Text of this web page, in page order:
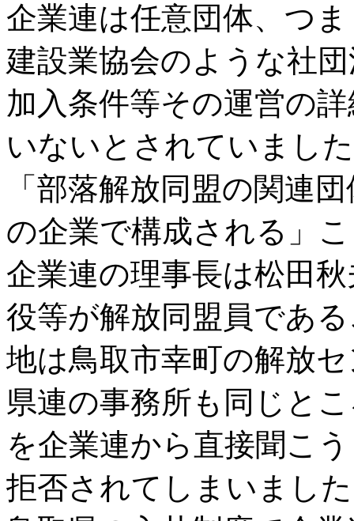
企業連は任意団体、つ
建設業協会のような社
加入条件等その運営の
いないとされていまし
「部落解放同盟の関連
の企業で構成される」
企業連の理事長は松田
役等が解放同盟員であ
地は鳥取市幸町の解放
県連の事務所も同じと
を企業連から直接聞こ
拒否されてしまいまし